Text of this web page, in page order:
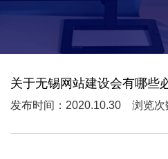
关于无锡网站建设会有哪些
发布时间：2020.10.30 浏览次